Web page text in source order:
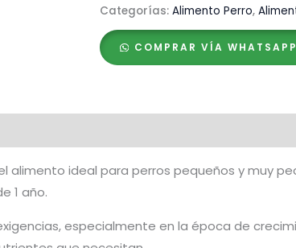
Choice
Mini
Junior
Rice
Categorías: Alimento Perro,
COMPRAR VÍA WHATSAPP
alimento ideal para perros pequeños y muy
1 año.
especialmente en la época de